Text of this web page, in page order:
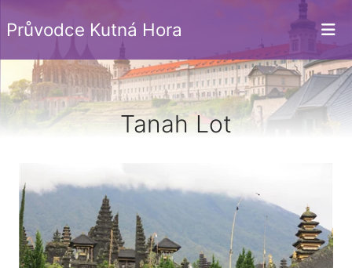
Průvodce Kutná Hora
Tanah Lot